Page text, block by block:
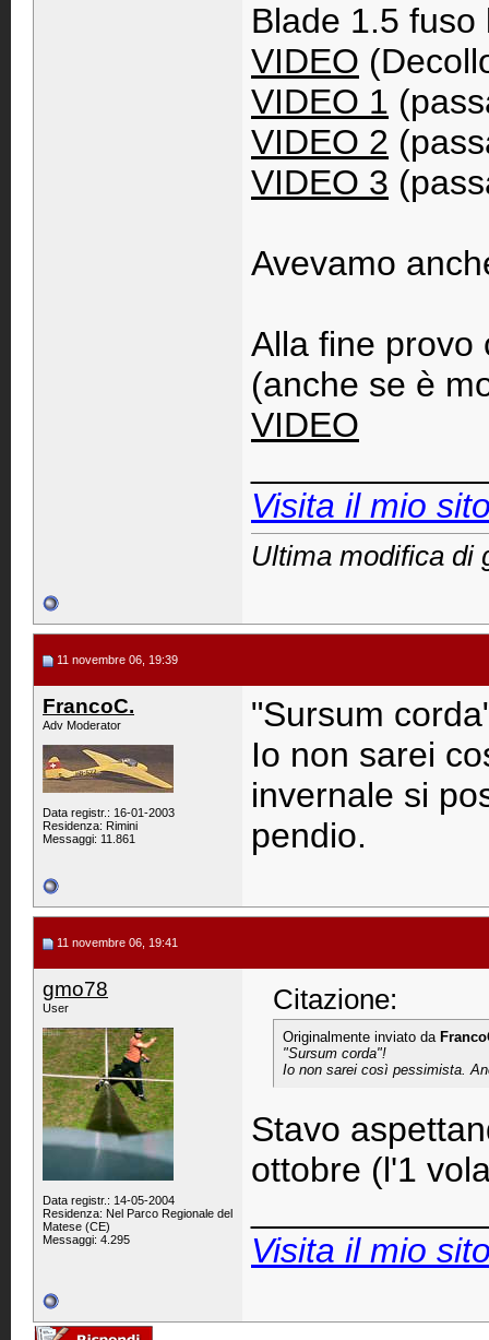
Blade 1.5
VIDEO
VIDEO 1
VIDEO 2
VIDEO 3
Avevamo
Alla fine provo
(anche se è
VIDEO
Visita il mio
Ultima modifica di
11 novembre 06, 19:39
FrancoC.
Adv Moderator
Data registr.: 16-01-2003
Residenza: Rimini
Messaggi: 11.861
"Sursum
Io non sarei
invernale si
pendio.
11 novembre 06, 19:41
gmo78
User
Data registr.: 14-05-2004
Residenza: Nel Parco Regionale del
Matese (CE)
Messaggi: 4.295
Citazione:
Originalmente inviato da
"Sursum corda"!
Io non sarei così pessimista.
Stavo
ottobre (l'1
Visita il mio